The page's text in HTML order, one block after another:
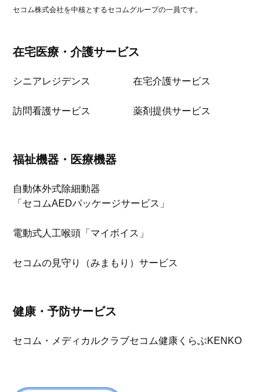
セコム株式会社を中核とするセコムグループの一員です。
在宅医療・介護サービス
シニアレジデンス 在宅介護サービス
訪問看護サービス 薬剤提供サービス
福祉機器・医療機器
自動体外式除細動器
「セコムAEDパッケージサービス」
電動式人工喉頭「マイボイス」
セコムの見守り（みまもり）サービス
健康・予防サービス
セコム・メディカルクラブセコム健康くらぶKENKO